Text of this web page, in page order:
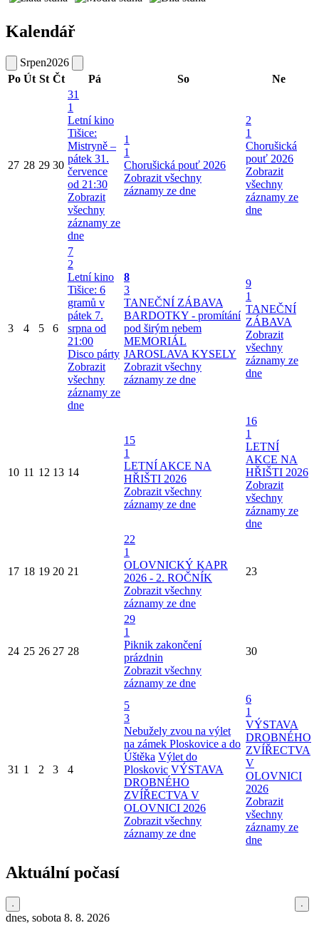
Kalendář
Srpen2026
Po Út St Čt Pá So Ne
27 28 29 30
31
1
Letní kino
Tišice:
Mistryně –
pátek 31.
července
od 21:30
Zobrazit
všechny
záznamy ze
dne
1
1
Chorušická pouť 2026
Zobrazit všechny
záznamy ze dne
2
1
Chorušická
pouť 2026
Zobrazit
všechny
záznamy ze
dne
3 4 5 6
7
2
Letní kino
Tišice: 6
gramů v
pátek 7.
srpna od
21:00
Disco párty
Zobrazit
všechny
záznamy ze
dne
8
3
TANEČNÍ ZÁBAVA
BARDOTKY - promítání
pod širým nebem
MEMORIÁL
JAROSLAVA KYSELY
Zobrazit všechny
záznamy ze dne
9
1
TANEČNÍ
ZÁBAVA
Zobrazit
všechny
záznamy ze
dne
10 11 12 13 14
15
1
LETNÍ AKCE NA
HŘIŠTI 2026
Zobrazit všechny
záznamy ze dne
16
1
LETNÍ
AKCE NA
HŘIŠTI 2026
Zobrazit
všechny
záznamy ze
dne
17 18 19 20 21
22
1
OLOVNICKÝ KAPR
2026 - 2. ROČNÍK
Zobrazit všechny
záznamy ze dne
23
24 25 26 27 28
29
1
Piknik zakončení
prázdnin
Zobrazit všechny
záznamy ze dne
30
31 1 2 3 4
5
3
Nebužely zvou na výlet
na zámek Ploskovice a do
Úštěka Výlet do
Ploskovic VÝSTAVA
DROBNÉHO
ZVÍŘECTVA V
OLOVNICI 2026
Zobrazit všechny
záznamy ze dne
6
1
VÝSTAVA
DROBNÉHO
ZVÍŘECTVA
V
OLOVNICI
2026
Zobrazit
všechny
záznamy ze
dne
Aktuální počasí
dnes, sobota 8. 8. 2026